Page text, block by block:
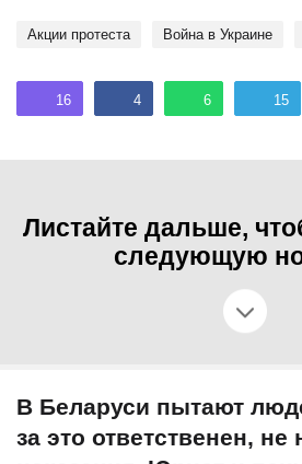
акции протеста Война в Украине
16 4 6 15
Листайте дальше,
следующую